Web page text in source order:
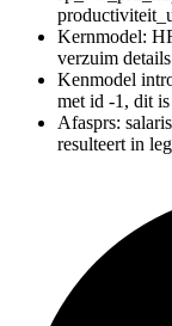
Kernmodel:
verzuim
Kenmodel
met id -1, dit
Afasprs:
resulteert in